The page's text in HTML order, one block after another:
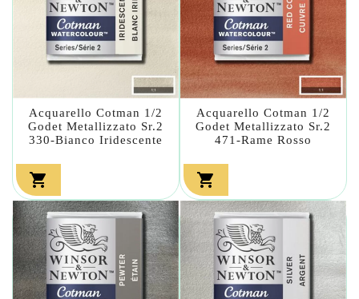
Acquarello Cotman 1/2
Godet Metallizzato Sr.2
330-Bianco Iridescente

Acquarello Cotman 1/2
Godet Metallizzato Sr.2
471-Rame Rosso
